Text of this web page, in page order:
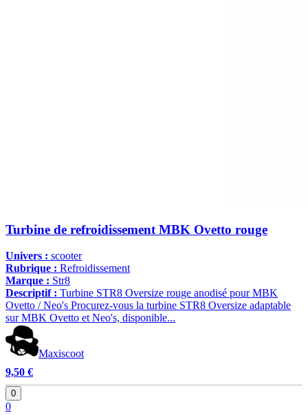
Turbine de refroidissement MBK Ovetto rouge
Univers : scooter
Rubrique : Refroidissement
Marque : Str8
Descriptif : Turbine STR8 Oversize rouge anodisé pour MBK
Ovetto / Neo's Procurez-vous la turbine STR8 Oversize adaptable
sur MBK Ovetto et Neo's, disponible...
Maxiscoot
9,50 €
0
0